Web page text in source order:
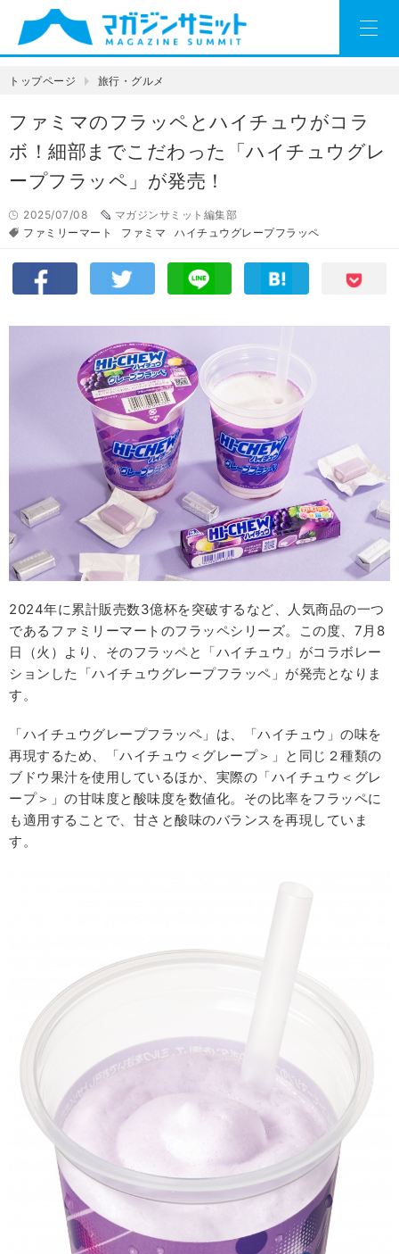
トップページ 旅行・グルメ
ファミマのフラッペとハイチュウがコラ
ボ！細部までこだわった「ハイチュウグレ
ープフラッペ」が発売！
2025/07/08
マガジンサミット編集部
ファミリーマート
ファミマ ハイチュウグレープフラッペ
2024年に累計販売数3億杯を突破するなど、人気商品の一つ
であるファミリーマートのフラッペシリーズ。この度、7月8
日（火）より、そのフラッペと「ハイチュウ」がコラボレー
ションした「ハイチュウグレープフラッペ」が発売となりま
す。
「ハイチュウグレープフラッペ」は、「ハイチュウ」の味を
再現するため、「ハイチュウ＜グレープ＞」と同じ２種類の
ブドウ果汁を使用しているほか、実際の「ハイチュウ＜グレ
ープ＞」の甘味度と酸味度を数値化。その比率をフラッペに
も適用することで、甘さと酸味のバランスを再現していま
す。